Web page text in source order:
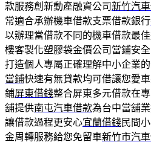
款服務創新動產融資公司新竹汽
常適合承辦機車借款支票借款銀行
以辦理當借款不同的機車借款最
樓客製化塑膠袋金價公司當鋪安
打造個人專屬正確理解中小企業
當鋪快速有無貸款均可借讓您愛
鋪屏東借錢整合屏東多元借款在
舖提供南屯汽車借款為台中當舖
讓借款過程更安心宜蘭借錢民間
金周轉服務給您免留車新竹市汽